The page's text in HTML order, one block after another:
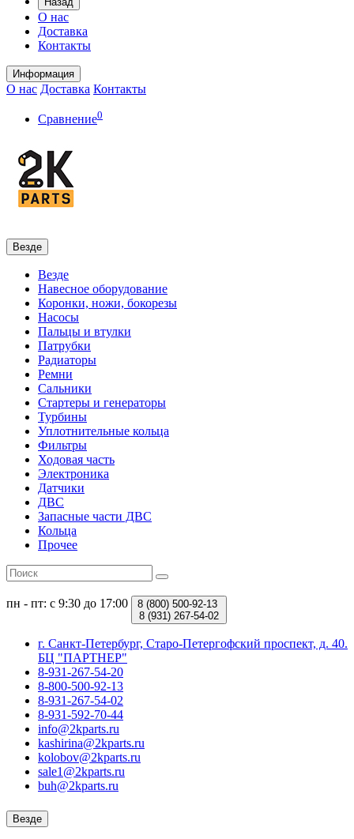
О нас
Доставка
Контакты
Информация
О нас Доставка Контакты
Сравнение0
Везде
Везде
Навесное оборудование
Коронки, ножи, бокорезы
Насосы
Пальцы и втулки
Патрубки
Радиаторы
Ремни
Сальники
Стартеры и генераторы
Турбины
Уплотнительные кольца
Фильтры
Ходовая часть
Электроника
Датчики
ДВС
Запасные части ДВС
Кольца
Прочее
пн - пт: с 9:30 до 17:00 8 (800) 500-92-13
8 (931) 267-54-02
г. Санкт-Петербург, Старо-Петергофский проспект, д. 40.
БЦ "ПАРТНЕР"
8-931-267-54-20
8-800-500-92-13
8-931-267-54-02
8-931-592-70-44
info@2kparts.ru
kashirina@2kparts.ru
kolobov@2kparts.ru
sale1@2kparts.ru
buh@2kparts.ru
Везде